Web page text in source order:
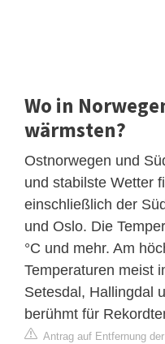
Wo in
wärmsten?
Ostnorwegen und
und stabilste Wetter
einschließlich der
und Oslo. Die
°C und mehr. Am
Temperaturen meist
Setesdal, Hallingdal
berühmt für
Antrag auf Entfernung